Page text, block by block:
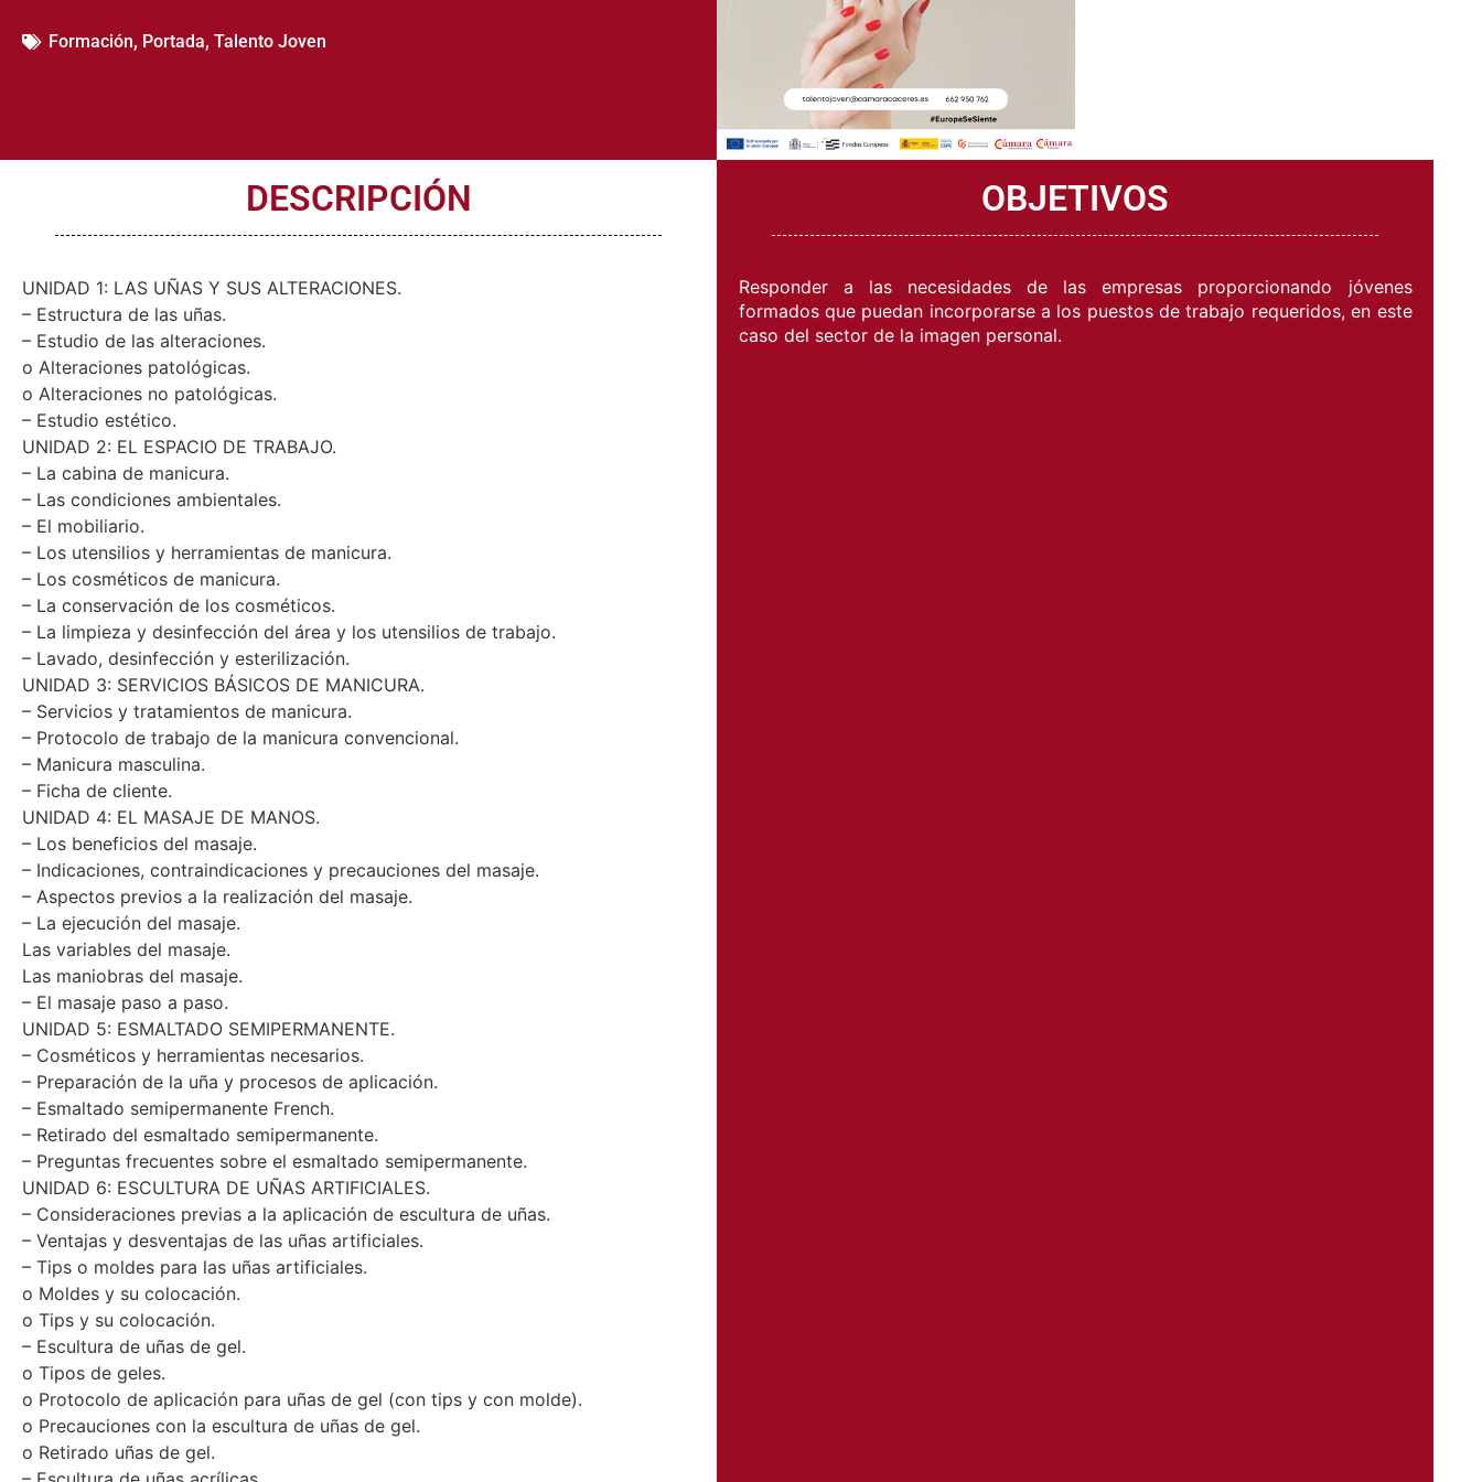
DESCRIPCIÓN
UNIDAD 1: LAS UÑAS Y SUS ALTERACIONES.
– Estructura de las uñas.
– Estudio de las alteraciones.
o Alteraciones patológicas.
o Alteraciones no patológicas.
– Estudio estético.
UNIDAD 2: EL ESPACIO DE TRABAJO.
– La cabina de manicura.
– Las condiciones ambientales.
– El mobiliario.
– Los utensilios y herramientas de manicura.
– Los cosméticos de manicura.
– La conservación de los cosméticos.
– La limpieza y desinfección del área y los utensilios de trabajo.
– Lavado, desinfección y esterilización.
UNIDAD 3: SERVICIOS BÁSICOS DE MANICURA.
– Servicios y tratamientos de manicura.
– Protocolo de trabajo de la manicura convencional.
– Manicura masculina.
– Ficha de cliente.
UNIDAD 4: EL MASAJE DE MANOS.
– Los beneficios del masaje.
– Indicaciones, contraindicaciones y precauciones del masaje.
– Aspectos previos a la realización del masaje.
– La ejecución del masaje.
Las variables del masaje.
Las maniobras del masaje.
– El masaje paso a paso.
UNIDAD 5: ESMALTADO SEMIPERMANENTE.
– Cosméticos y herramientas necesarios.
– Preparación de la uña y procesos de aplicación.
– Esmaltado semipermanente French.
– Retirado del esmaltado semipermanente.
– Preguntas frecuentes sobre el esmaltado semipermanente.
UNIDAD 6: ESCULTURA DE UÑAS ARTIFICIALES.
– Consideraciones previas a la aplicación de escultura de uñas.
– Ventajas y desventajas de las uñas artificiales.
– Tips o moldes para las uñas artificiales.
o Moldes y su colocación.
o Tips y su colocación.
– Escultura de uñas de gel.
o Tipos de geles.
o Protocolo de aplicación para uñas de gel (con tips y con molde).
o Precauciones con la escultura de uñas de gel.
o Retirado uñas de gel.
OBJETIVOS
Responder a las necesidades de las empresas proporcionando jóvenes
formados que puedan incorporarse a los puestos de trabajo requeridos, en este